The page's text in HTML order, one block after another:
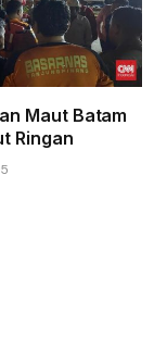
Maut Batam
Ringan